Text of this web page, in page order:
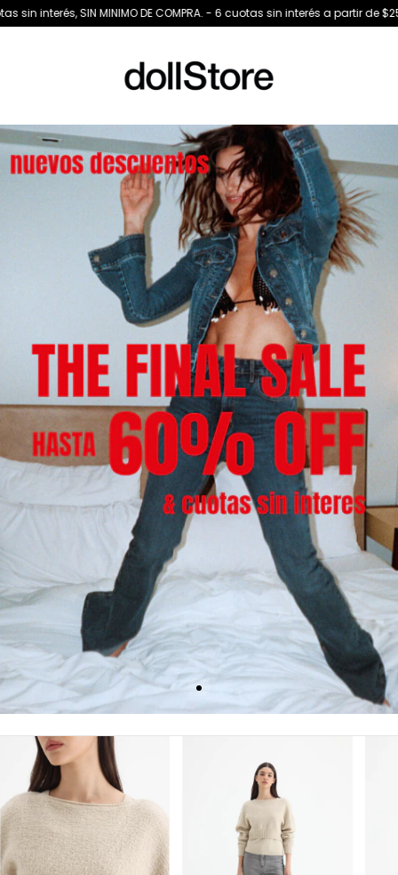
COMPRA. - 6 cuotas sin interés a partir de $250.000- 9 cuotas sin